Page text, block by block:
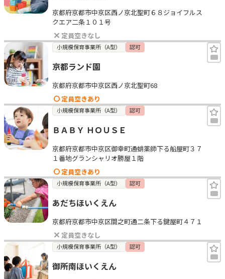
京都府京都市中京区西ノ京北聖町６８ジョイフルス
クエア二条１０１号
定員空きなし
小規模保育事業所（A型） 認可
京都ランド園
京都府京都市中京区西ノ京北聖町68
定員空きあり
小規模保育事業所（A型） 認可
ＢＡＢＹ ＨＯＵＳＥ
京都府京都市中京区御幸町通蛸薬師下る船屋町３７
１番地グランシャリオ勝屋１階
定員空きあり
小規模保育事業所（A型） 認可
あだちほいくえん
京都府京都市中京区間之町通二条下る鍵屋町４７１
定員空きなし
小規模保育事業所（A型） 認可
御所南ほいくえん